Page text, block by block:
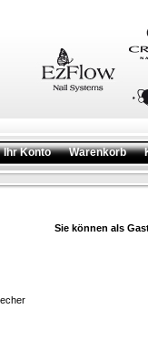
Ihr Konto Warenkorb
Sie können als